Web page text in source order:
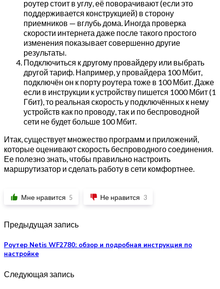
роутер стоит в углу, её поворачивают (если это
поддерживается конструкцией) в сторону
приемников — вглубь дома. Иногда проверка
скорости интернета даже после такого простого
изменения показывает совершенно другие
результаты.
Подключиться к другому провайдеру или выбрать
другой тариф. Например, у провайдера 100 Мбит,
подключён он к порту роутера тоже в 100 Мбит. Даже
если в инструкции к устройству пишется 1000 Мбит (1
Гбит), то реальная скорость у подключённых к нему
устройств как по проводу, так и по беспроводной
сети не будет больше 100 Мбит.
Итак, существует множество программ и приложений,
которые оценивают скорость беспроводного соединения.
Ее полезно знать, чтобы правильно настроить
маршрутизатор и сделать работу в сети комфортнее.
Мне нравится 5 Не нравится 3
Предыдущая запись
Роутер Netis WF2780: обзор и подробная инструкция по
настройке
Следующая запись